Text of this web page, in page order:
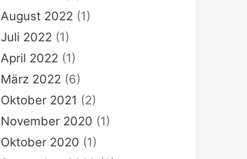
August 2022 (1)
Juli 2022 (1)
April 2022 (1)
März 2022 (6)
Oktober 2021 (2)
November 2020 (1)
Oktober 2020 (1)